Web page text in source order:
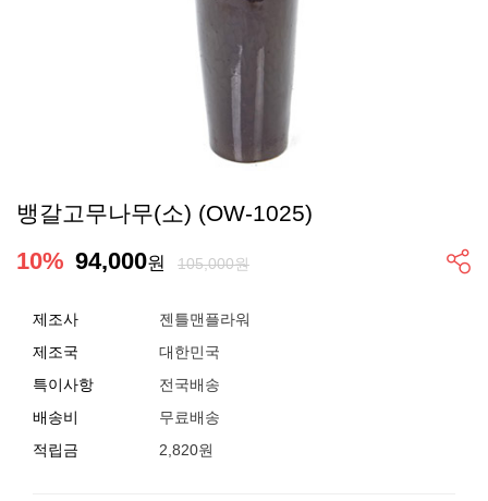
뱅갈고무나무(소) (OW-1025)
10% 94,000원 105,000원
제조사
젠틀맨플라워
제조국
대한민국
특이사항
전국배송
배송비
무료배송
적립금
2,820원